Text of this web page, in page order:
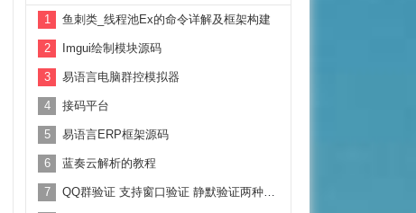
1 鱼刺类_线程池Ex的命令详解及框架构建
2 Imgui绘制模块源码
3 易语言电脑群控模拟器
4 接码平台
5 易语言ERP框架源码
6 蓝奏云解析的教程
7 QQ群验证 支持窗口验证 静默验证两种方式